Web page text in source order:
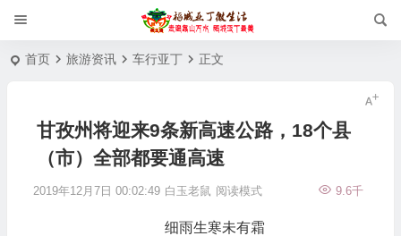
首页 旅游资讯 车行亚丁 正文
甘孜州将迎来9条新高速公路，18个县
（市）全部都要通高速
2019年12月7日 00:02:49 白玉老鼠 9.6千
阅读模式
细雨生寒未有霜